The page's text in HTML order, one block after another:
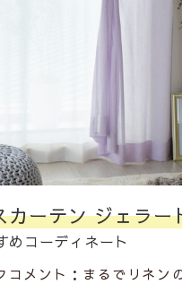
カーテン ジェラ
めコーディネート
コメント：まるでリネン